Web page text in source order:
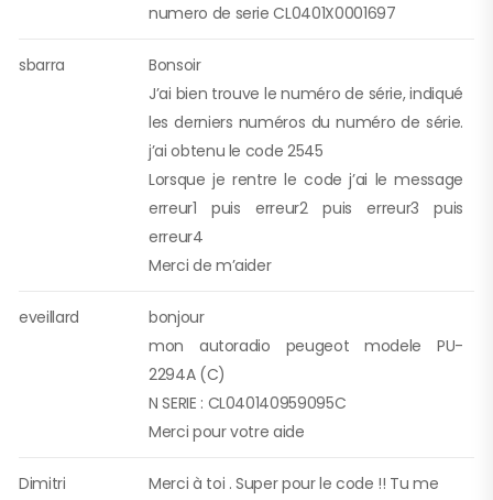
numero de serie CL0401X0001697
sbarra
Bonsoir
J’ai bien trouve le numéro de série, indiqué
les derniers numéros du numéro de série.
j’ai obtenu le code 2545
Lorsque je rentre le code j’ai le message
erreur1 puis erreur2 puis erreur3 puis
erreur4
Merci de m’aider
eveillard
bonjour
mon autoradio peugeot modele PU-
2294A (C)
N SERIE : CL040140959095C
Merci pour votre aide
Dimitri
Merci à toi . Super pour le code !! Tu me